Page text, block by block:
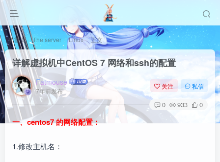
首页 The server Linux 正文
详解虚拟机中CentOS 7 网络和ssh的配置
Fatmouse
7年前发布
关注 私信
0 933 0
一、centos7 的网络配置：
1.修改主机名：